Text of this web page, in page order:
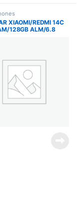
XIAOMI/REDMI 14C
128GB ALM/6.8